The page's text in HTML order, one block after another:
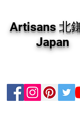
版画・切り絵など、コ
ァインアートのオンラ
日本国内の抽象画・具
のアーティストの作品
インテリアとして、
Artisans 北
Japan